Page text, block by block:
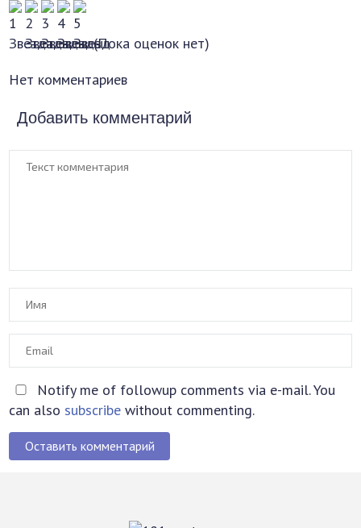
(Пока оценок нет)
Нет комментариев
Добавить комментарий
Notify me of followup comments via e-mail. You
can also subscribe without commenting.
Оставить комментарий